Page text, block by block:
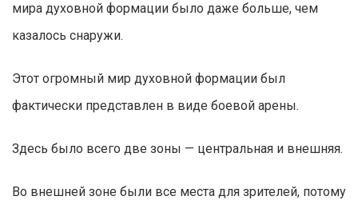
мира духовной формации было даже больше, чем
казалось снаружи.
Этот огромный мир духовной формации был
фактически представлен в виде боевой арены.
Здесь было всего две зоны — центральная и внешняя.
Во внешней зоне были все места для зрителей, потому